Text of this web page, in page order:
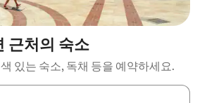
근처의 숙소
있는 숙소, 독채 등을 예약하세요.